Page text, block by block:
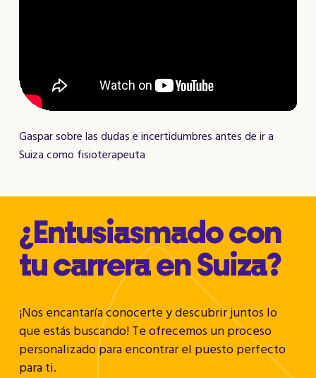
Gaspar sobre las dudas e incertidumbres antes de ir a
Suiza como fisioterapeuta
¿Entusiasmado con
tu carrera en Suiza?
¡Nos encantaría conocerte y descubrir juntos lo
que estás buscando! Te ofrecemos un proceso
personalizado para encontrar el puesto perfecto
para ti.